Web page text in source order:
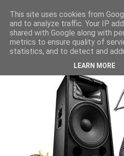
This site uses cookies from
and to analyze traffic. Your IP
shared with Google along with
metrics to ensure quality of
statistics, and to detect and
LEARN MORE